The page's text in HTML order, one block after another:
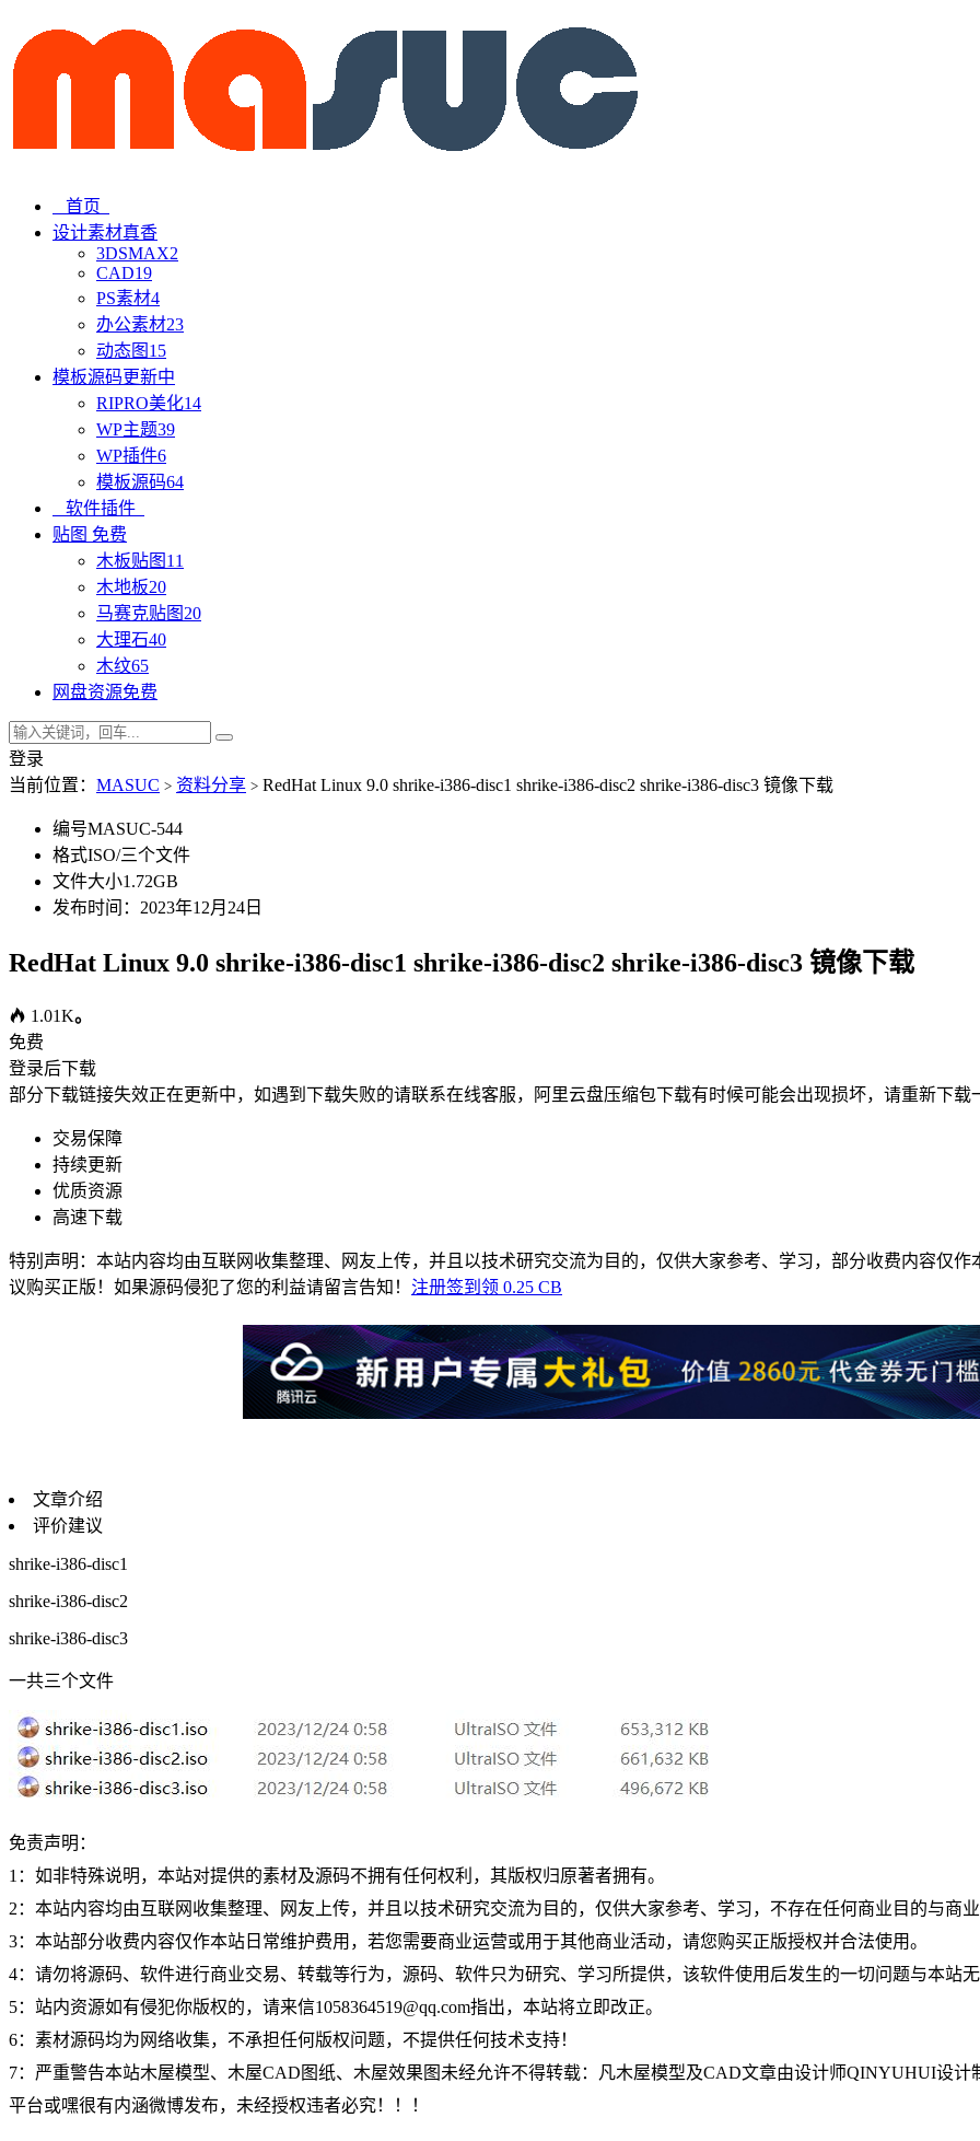
首页
设计素材真香
3DSMAX2
CAD19
PS素材4
办公素材23
动态图 15
模板源码更新中
RIPRO美化14
WP主题39
WP插件6
模板源码64
软件插件
贴图 免费
木板贴图 11
木地板20
马赛克贴图 20
大理石40
木纹65
网盘资源免费
登录
当前位置： MASUC > 资料分享 > RedHat Linux 9.0 shrike-i386-disc1 shrike-i386-disc2 shrike-i386-disc3 镜像下载
编号MASUC-544
格式ISO/三个文件
文件大小1.72GB
发布时间：2023年12月24日
RedHat Linux 9.0 shrike-i386-disc1 shrike-i386-disc2 shrike-i386-disc3 镜像下载
1.01K。
免费
登录后下载
部分下载链接失效正在更新中，如遇到下载失败的请联系在线客服，阿里云盘压缩包下载有时候可能会出现损坏，请重新下
交易保障
持续更新
优质资源
高速下载
特别声明：本站内容均由互联网收集整理、网友上传，并且以技术研究交流为目的，仅供大家参考、学习，部分收费内容仅
议购买正版！如果源码侵犯了您的利益请留言告知！ 注册签到领 0.25 CB
文章介绍
评价建议
shrike-i386-disc1
shrike-i386-disc2
shrike-i386-disc3
一共三个文件
免责声明：
1：如非特殊说明，本站对提供的素材及源码不拥有任何权利，其版权归原著者拥有。
2：本站内容均由互联网收集整理、网友上传，并且以技术研究交流为目的，仅供大家参考、学习，不存在任何商业目的与商
3：本站部分收费内容仅作本站日常维护费用，若您需要商业运营或用于其他商业活动，请您购买正版授权并合法使用。
4：请勿将源码、软件进行商业交易、转载等行为，源码、软件只为研究、学习所提供，该软件使用后发生的一切问题与本站
5：站内资源如有侵犯你版权的，请来信1058364519@qq.com指出，本站将立即改正。
6：素材源码均为网络收集，不承担任何版权问题，不提供任何技术支持！
7：严重警告本站木屋模型、木屋CAD图纸、木屋效果图未经允许不得转载：凡木屋模型及CAD文章由设计师QINYUHUI设
平台或嘿很有内涵微博发布，未经授权违者必究！！！